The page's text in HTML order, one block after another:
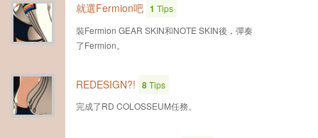
就選Fermion吧 1 Tips
裝Fermion GEAR SKIN和NOTE SKIN後，彈奏
了Fermion。
REDESIGN?! 8Tips
完成了RD COLOSSEUM任務。